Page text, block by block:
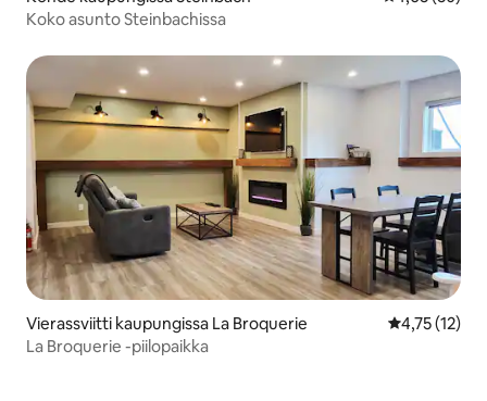
Koko asunto Steinbachissa
Vierassviitti kaupungissa La Broquerie
4,75 (12)
La Broquerie -piilopaikka